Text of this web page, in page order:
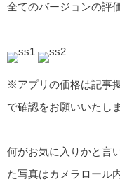
全てのバージョンの評
※アプリの価格は記事
で確認をお願いいたし
何がお気に入りかと言
た写真はカメラロール